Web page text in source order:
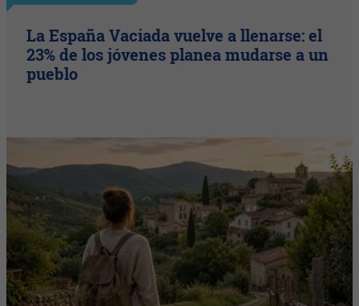
La España Vaciada vuelve a llenarse: el
23% de los jóvenes planea mudarse a un
pueblo